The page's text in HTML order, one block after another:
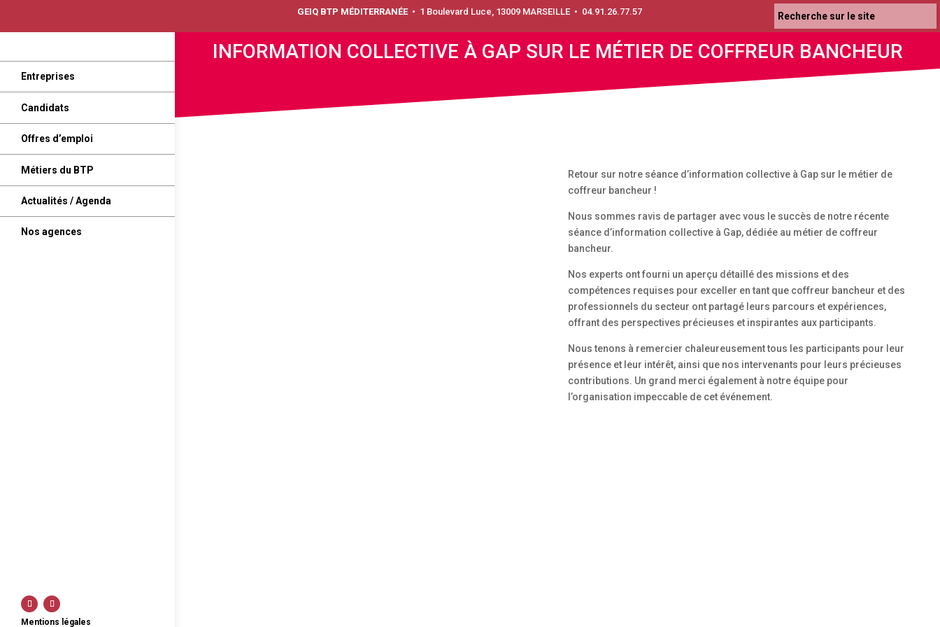
GEIQ BTP MÉDITERRANÉE • 1 Boulevard Luce, 13009 MARSEILLE • 04.91.26.77.57
Entreprises
Candidats
Offres d’emploi
Métiers du BTP
Actualités / Agenda
Nos agences
Mentions légales
INFORMATION COLLECTIVE À GAP SUR LE MÉTIER DE COFFREUR BANCHEUR
Retour sur notre séance d’information collective à Gap sur le métier de
coffreur bancheur !
Nous sommes ravis de partager avec vous le succès de notre récente
séance d’information collective à Gap, dédiée au métier de coffreur
bancheur.
Nos experts ont fourni un aperçu détaillé des missions et des
compétences requises pour exceller en tant que coffreur bancheur et des
professionnels du secteur ont partagé leurs parcours et expériences,
offrant des perspectives précieuses et inspirantes aux participants.
Nous tenons à remercier chaleureusement tous les participants pour leur
présence et leur intérêt, ainsi que nos intervenants pour leurs précieuses
contributions. Un grand merci également à notre équipe pour
l’organisation impeccable de cet événement.